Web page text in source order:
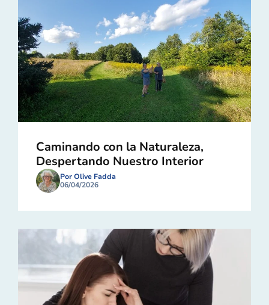
Caminando con la Naturaleza,
Despertando Nuestro Interior
Por Olive Fadda
06/04/2026